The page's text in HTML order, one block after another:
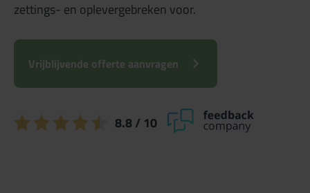
zettings- en oplevergebreken voor.
Vrijblijvende offerte aanvragen
8.8/ 10